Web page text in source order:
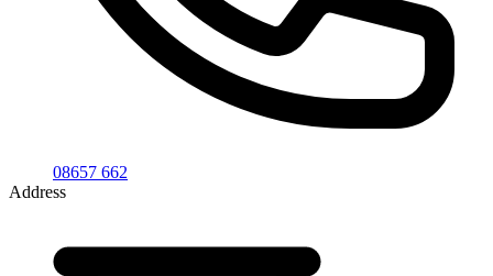
08657 662
Address